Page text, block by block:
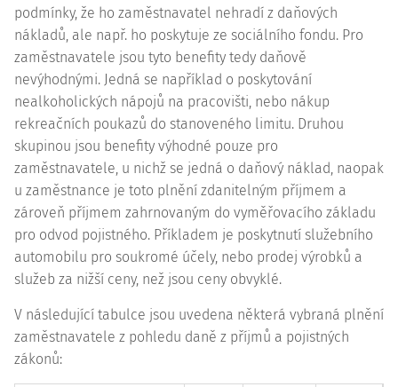
podmínky, že ho zaměstnavatel nehradí z daňových
nákladů, ale např. ho poskytuje ze sociálního fondu. Pro
zaměstnavatele jsou tyto benefity tedy daňově
nevýhodnými. Jedná se například o poskytování
nealkoholických nápojů na pracovišti, nebo nákup
rekreačních poukazů do stanoveného limitu. Druhou
skupinou jsou benefity výhodné pouze pro
zaměstnavatele, u nichž se jedná o daňový náklad, naopak
u zaměstnance je toto plnění zdanitelným příjmem a
zároveň příjmem zahrnovaným do vyměřovacího základu
pro odvod pojistného. Příkladem je poskytnutí služebního
automobilu pro soukromé účely, nebo prodej výrobků a
služeb za nižší ceny, než jsou ceny obvyklé.
V následující tabulce jsou uvedena některá vybraná plnění
zaměstnavatele z pohledu daně z příjmů a pojistných
zákonů: